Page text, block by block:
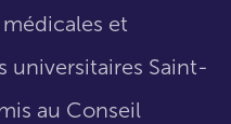
et
universitaires Saint-
au Conseil